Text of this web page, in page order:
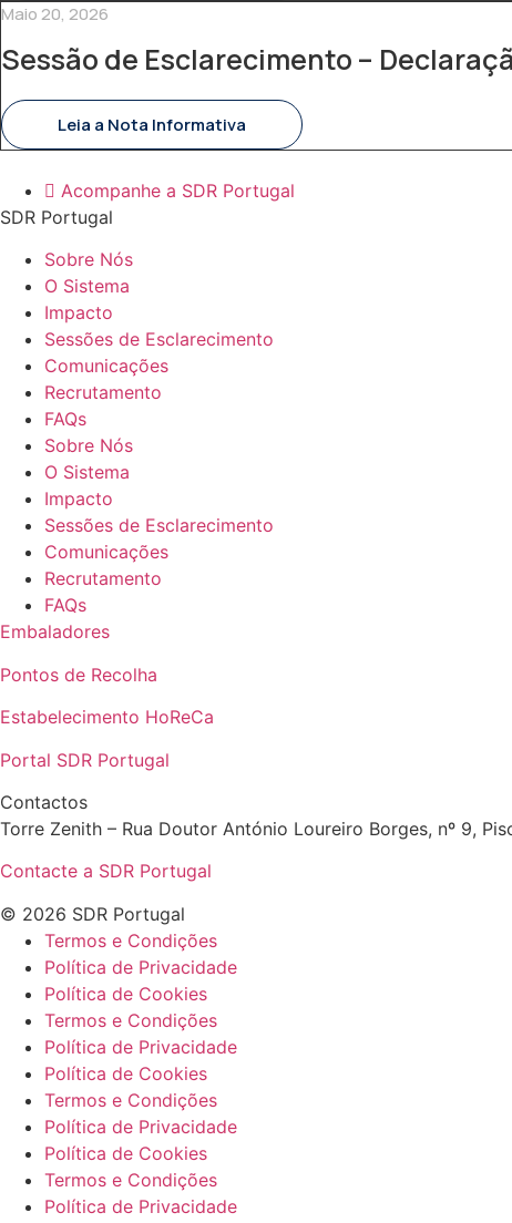
Maio 20, 2026
Sessão de Esclarecimento –
Leia a Nota Informativa
Acompanhe a SDR Portugal
SDR Portugal
Sobre Nós
O Sistema
Impacto
Sessões de Esclarecimento
Comunicações
Recrutamento
FAQs
Sobre Nós
O Sistema
Impacto
Sessões de Esclarecimento
Comunicações
Recrutamento
FAQs
Embaladores
Pontos de Recolha
Estabelecimento HoReCa
Portal SDR Portugal
Contactos
Torre Zenith – Rua Doutor António Loureiro Borges, nº 9,
Contacte a SDR Portugal
© 2026 SDR Portugal
Termos e Condições
Política de Privacidade
Política de Cookies
Termos e Condições
Política de Privacidade
Política de Cookies
Termos e Condições
Política de Privacidade
Política de Cookies
Termos e Condições
Política de Privacidade